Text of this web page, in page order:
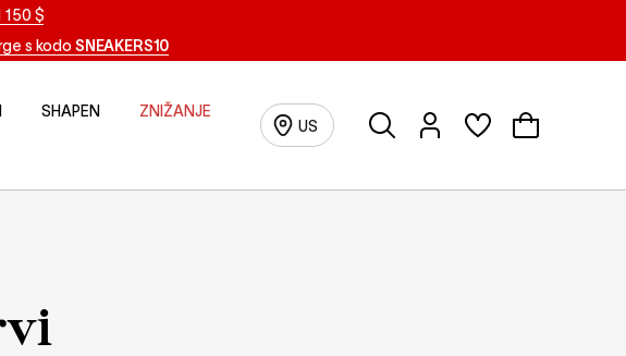
150 $
s kodo SNEAKERS10
SHAPEN
ZNIŽANJE
US
Išči Prijava/registracija